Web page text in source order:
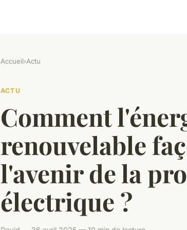
Accueil›Actu
ACTU
Comment
renouvelable
l'avenir de la
électrique ?